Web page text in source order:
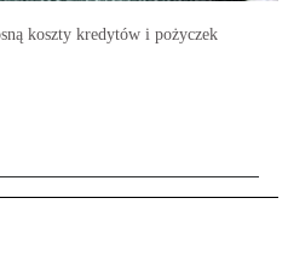
koszty kredytów i pożyczek